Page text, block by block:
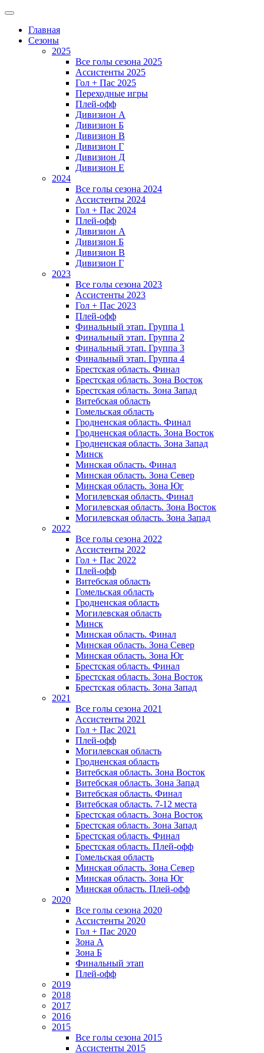
Главная
Сезоны
2025
Все голы сезона 2025
Ассистенты 2025
Гол + Пас 2025
Переходные игры
Плей-офф
Дивизион A
Дивизион Б
Дивизион В
Дивизион Г
Дивизион Д
Дивизион Е
2024
Все голы сезона 2024
Ассистенты 2024
Гол + Пас 2024
Плей-офф
Дивизион A
Дивизион Б
Дивизион В
Дивизион Г
2023
Все голы сезона 2023
Ассистенты 2023
Гол + Пас 2023
Плей-офф
Финальный этап. Группа 1
Финальный этап. Группа 2
Финальный этап. Группа 3
Финальный этап. Группа 4
Брестская область. Финал
Брестская область. Зона Восток
Брестская область. Зона Запад
Витебская область
Гомельская область
Гродненская область. Финал
Гродненская область. Зона Восток
Гродненская область. Зона Запад
Минск
Минская область. Финал
Минская область. Зона Север
Минская область. Зона Юг
Могилевская область. Финал
Могилевская область. Зона Восток
Могилевская область. Зона Запад
2022
Все голы сезона 2022
Ассистенты 2022
Гол + Пас 2022
Плей-офф
Витебская область
Гомельская область
Гродненская область
Могилевская область
Минск
Mинская область. Финал
Минская область. Зона Север
Минская область. Зона Юг
Брестская область. Финал
Брестская область. Зона Восток
Брестская область. Зона Запад
2021
Все голы сезона 2021
Ассистенты 2021
Гол + Пас 2021
Плей-офф
Могилевская область
Гродненская область
Витебская область. Зона Восток
Витебская область. Зона Запад
Витебская область. Финал
Витебская область. 7-12 места
Брестская область. Зона Восток
Брестская область. Зона Запад
Брестская область. Финал
Брестская область. Плей-офф
Гомельская область
Минская область. Зона Север
Минская область. Зона Юг
Минская область. Плей-офф
2020
Все голы сезона 2020
Ассистенты 2020
Гол + Пас 2020
Зона А
Зона Б
Финальный этап
Плей-офф
2019
2018
2017
2016
2015
Все голы сезона 2015
Ассистенты 2015